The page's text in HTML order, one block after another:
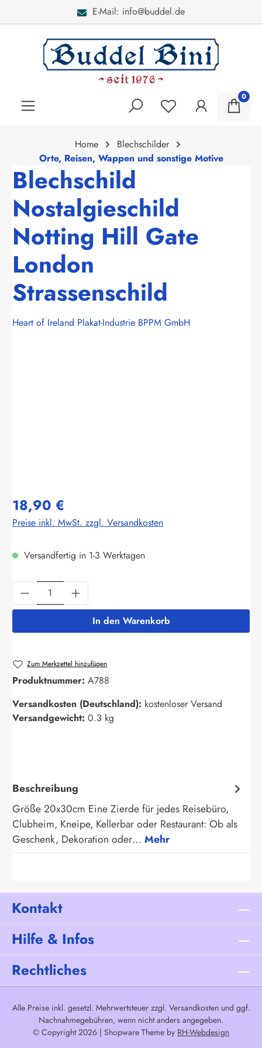
E-Mail: info@buddel.de
0
Home
Blechschilder
Orte, Reisen, Wappen und sonstige Motive
Blechschild
Nostalgieschild
Notting Hill Gate
London
Strassenschild
Heart of Ireland Plakat-Industrie BPPM GmbH
18,90 €
Preise inkl. MwSt. zzgl. Versandkosten
Versandfertig in 1-3 Werktagen
Produkt Anzahl: Gib den gewünschten
In den Warenkorb
Zum Merkzettel hinzufügen
Produktnummer: A788
Versandkosten (Deutschland): kostenloser Versand
Versandgewicht: 0.3 kg
Beschreibung
Größe 20x30cm Eine Zierde für jedes Reisebüro,
Clubheim, Kneipe, Kellerbar oder Restaurant: Ob als
Geschenk, Dekoration oder… Mehr
Kontakt
Hilfe & Infos
Rechtliches
Alle Preise inkl. gesetzl. Mehrwertsteuer zzgl. Versandkostenund ggf.
Nachnahmegebühren, wenn nicht anders angegeben.
© Copyright 2026 | Shopware Theme by RH-Webdesign